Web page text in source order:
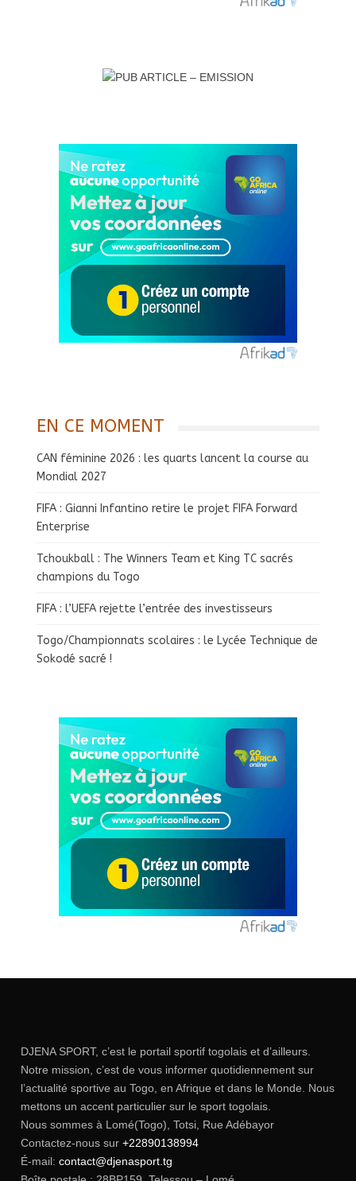
EN CE MOMENT
CAN féminine 2026 : les quarts lancent la course au
Mondial 2027
FIFA : Gianni Infantino retire le projet FIFA Forward
Enterprise
Tchoukball : The Winners Team et King TC sacrés
champions du Togo
FIFA : l’UEFA rejette l’entrée des investisseurs
Togo/Championnats scolaires : le Lycée Technique de
Sokodé sacré !
DJENA SPORT, c’est le portail sportif togolais et d’ailleurs.
Notre mission, c’est de vous informer quotidiennement sur
l’actualité sportive au Togo, en Afrique et dans le Monde. Nous
mettons un accent particulier sur le sport togolais.
Nous sommes à Lomé(Togo), Totsi, Rue Adébayor
Contactez-nous sur +22890138994
É-mail: contact@djenasport.tg